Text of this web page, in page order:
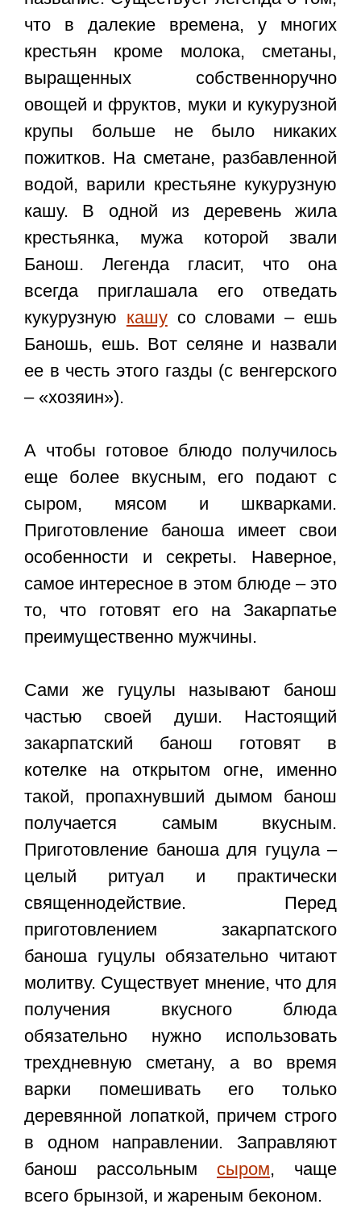
что в далекие времена, у многих
крестьян кроме молока, сметаны,
выращенных собственноручно
овощей и фруктов, муки и кукурузной
крупы больше не было никаких
пожитков. На сметане, разбавленной
водой, варили крестьяне кукурузную
кашу. В одной из деревень жила
крестьянка, мужа которой звали
Банош. Легенда гласит, что она
всегда приглашала его отведать
кукурузную кашусо словами – ешь
Баношь, ешь. Вот селяне и назвали
ее в честь этого газды (с венгерского
– «хозяин»).
А чтобы готовое блюдо получилось
еще более вкусным, его подают с
сыром, мясом и шкварками.
Приготовление баноша имеет свои
особенности и секреты. Наверное,
самое интересное в этом блюде – это
то, что готовят его на Закарпатье
преимущественно мужчины.
Сами же гуцулы называют банош
частью своей души. Настоящий
закарпатский банош готовят в
котелке на открытом огне, именно
такой, пропахнувший дымом банош
получается самым вкусным.
Приготовление баноша для гуцула –
целый ритуал и практически
священнодействие. Перед
приготовлением закарпатского
баноша гуцулы обязательно читают
молитву. Существует мнение, что для
получения вкусного блюда
обязательно нужно использовать
трехдневную сметану, а во время
варки помешивать его только
деревянной лопаткой, причем строго
в одном направлении. Заправляют
банош рассольным сыром, чаще
всего брынзой, и жареным беконом.